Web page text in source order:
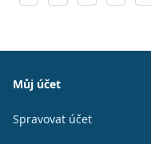
Můj účet
Spravovat účet